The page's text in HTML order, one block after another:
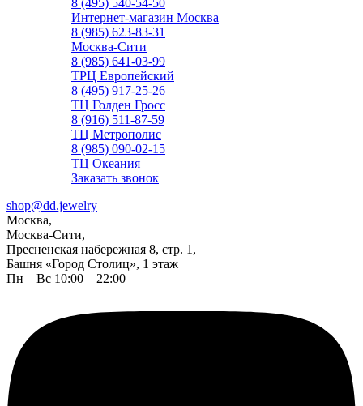
8 (495) 540-54-50
Интернет-магазин Москва
8 (985) 623-83-31
Москва-Сити
8 (985) 641-03-99
ТРЦ Европейский
8 (495) 917-25-26
ТЦ Голден Гросс
8 (916) 511-87-59
ТЦ Метрополис
8 (985) 090-02-15
ТЦ Океания
Заказать звонок
shop@dd.jewelry
Москва,
Москва-Сити,
Пресненская набережная 8, стр. 1,
Башня «Город Столиц», 1 этаж
Пн—Вс 10:00 – 22:00